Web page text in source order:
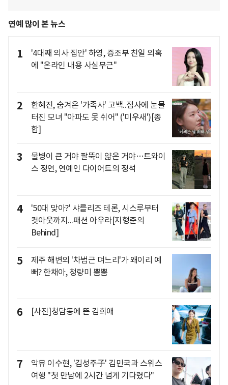
연예 많이 본 뉴스
1
'4대째 의사 집안' 하영, 증조부 친일 의혹
에 "온라인 내용 사실무근"
2
한혜진, 숨겨온 '가족사' 고백..점사에 눈물
터진 모녀 "아파도 못 쉬어" ('미우새')[종
합]
3
물병이 큰 거야 팔뚝이 얇은 거야…트와이
스 정연, 연예인 다이어트의 정석
4
'50대 맞아?' 샤를리즈 테론, 시스루부터
컷아웃까지...패션 아우라[지형준의
Behind]
5
제주 해변의 '차범근 며느리'가 왜이리 예
뻐? 한채아, 청량미 뿜뿜
6 [사진]청담동에 뜬 김희애
7
악뮤 이수현, '김성주子' 김민국과 스위스
여행 "첫 만남에 2시간 넘게 기다렸다"